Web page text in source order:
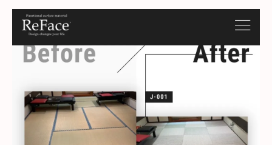
リフェイス畳が介護リフォームで選ばれる
理由
フローリングより強いリフェイス畳の特長
クッション性に優れた介護用畳の安心ポイ
ント
懐かしさを残すリフェイス畳の柔軟な使い
方